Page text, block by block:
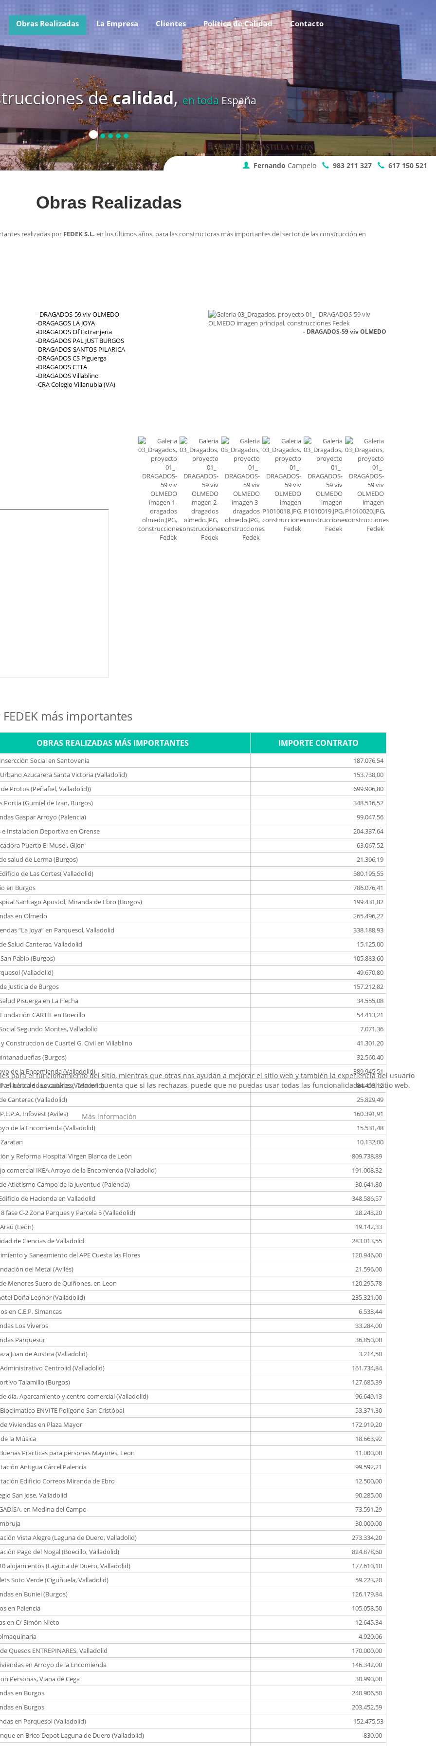
decalidad,en toda España
Obras Realizadas La Empresa Clientes Política de Calidad Contacto
Fernando Campelo 983 211 327 617 150 521
Obras Realizadas
realizadas por FEDEK S.L. en los últimos años, para las constructoras más importantes del sector de las construcción en
- DRAGADOS-59 viv OLMEDO
-DRAGAGOS LA JOYA
-DRAGADOS Of Extranjeria
-DRAGADOS PAL JUST BURGOS
-DRAGADOS-SANTOS PILARICA
-DRAGADOS CS Piguerga
-DRAGADOS CTTA
-DRAGADOS Villablino
-CRA Colegio Villanubla (VA)
- DRAGADOS-59 viv OLMEDO
más importantes
OBRAS REALIZADAS MÁS IMPORTANTES IMPORTE CONTRATO
Social en Santovenia 187.076,54
Azucarera Santa Victoria (Valladolid)
153.738,00
Protos (Peñafiel, Valladolid))
699.906,80
Portia (Gumiel de Izan, Burgos)
348.516,52
Gaspar Arroyo (Palencia)
99.047,56
e Instalacion Deportiva en Orense
204.337,64
Puerto El Musel, Gijon
63.067,52
salud de Lerma (Burgos)
21.396,19
de Las Cortes( Valladolid)
580.195,55
en Burgos
786.076,41
Santiago Apostol, Miranda de Ebro (Burgos) 199.431,82
en Olmedo
265.496,22
“La Joya” en Parquesol, Valladolid
338.188,93
Salud Canterac, Valladolid
15.125,00
Pablo (Burgos)
105.883,60
(Valladolid)
49.670,80
Justicia de Burgos
157.212,82
Pisuerga en La Flecha
34.555,08
CARTIF en Boecillo
54.413,21
Segundo Montes, Valladolid
7.071,36
Construccion de Cuartel G. Civil en Villablino
41.301,20
(Burgos)
32.560,40
de la Encomienda (Valladolid)
389.945,51
de Levaduras (Valladolid)
84.403,12
Canterac (Valladolid)
25.829,49
Infovest (Aviles)
160.391,91
de la Encomienda (Valladolid)
15.531,48
10.132,00
y Reforma Hospital Virgen Blanca de León
809.738,89
comercial IKEA,Arroyo de la Encomienda (Valladolid) 191.008,32
Atletismo Campo de la Juventud (Palencia)
30.641,80
de Hacienda en Valladolid
348.586,57
fase C-2 Zona Parques y Parcela 5 (Valladolid)
28.243,20
(León)
19.142,33
de Ciencias de Valladolid
283.013,55
y Saneamiento del APE Cuesta las Flores
120.946,00
del Metal (Avilés)
21.596,00
Menores Suero de Quiñones, en Leon
120.295,78
Doña Leonor (Valladolid)
235.321,00
en C.E.P. Simancas
6.533,44
Los Viveros
33.284,00
Parquesur
36.850,00
Juan de Austria (Valladolid)
3.214,50
Centrolid (Valladolid)
161.734,84
Talamillo (Burgos)
127.685,39
día, Aparcamiento y centro comercial (Valladolid)
96.649,13
ENVITE Polígono San Cristóbal
53.371,30
Viviendas en Plaza Mayor
172.919,20
la Música
18.663,92
Practicas para personas Mayores, Leon
11.000,00
Antigua Cárcel Palencia
99.592,21
Edificio Correos Miranda de Ebro
12.500,00
San Jose, Valladolid 90.285,00
en Medina del Campo
73.591,29
30.000,00
Vista Alegre (Laguna de Duero, Valladolid)
273.334,20
Pago del Nogal (Boecillo, Valladolid)
824.878,60
alojamientos (Laguna de Duero, Valladolid)
177.610,10
Soto Verde (Ciguñuela, Valladolid)
59.223,20
en Buniel (Burgos)
126.179,84
en Palencia
105.058,50
en C/ Simón Nieto
12.645,34
4.920,06
Quesos ENTREPINARES, Valladolid
170.000,00
en Arroyo de la Encomienda
146.342,00
Personas, Viana de Cega 30.990,00
en Burgos
240.906,50
en Burgos
203.452,59
en Parquesol (Valladolid)
152.475,53
en Brico Depot Laguna de Duero (Valladolid)
830,00
para el funcionamiento del sitio, mientras que otras nos ayudan a mejorar el sitio web y también la experiencia del usuario
uso de las cookies. Ten en cuenta que si las rechazas, puede que no puedas usar todas las funcionalidades del sitio web.
Más información